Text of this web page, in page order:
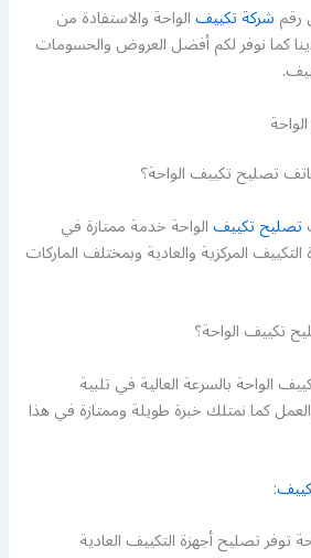
رقمشركة تكييفالواحة والاستفادة من
كما نوفر لكم أفضل العروض والحسومات
تصليح تكييف الواحة؟
تصليح تكييفالواحة خدمة ممتازة في
المركزية والعادية وبمختلف الماركات
تكييف الواحة؟
الواحة بالسرعة العالية في تلبية
كما نمتلك خبرة طويلة وممتازة في هذا
:
توفر تصليح أجهزة التكييف العادية